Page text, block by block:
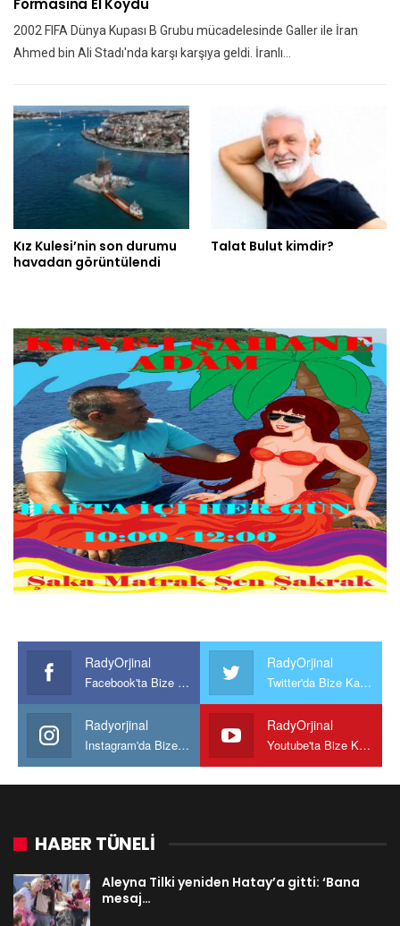
Formasına El Koydu
2002 FIFA Dünya Kupası B Grubu mücadelesinde Galler ile İran
Ahmed bin Ali Stadı'nda karşı karşıya geldi. İranlı…
Kız Kulesi’nin son durumu
havadan görüntülendi
Talat Bulut kimdir?
RadyOrjinal
Facebook'ta Bize Katılın
RadyOrjinal
Twitter'da Bize Katılın
Radyorjinal
Instagram'da Bize katılın
RadyOrjinal
Youtube'ta Bize Katılın
HABER TÜNELİ
Aleyna Tilki yeniden Hatay’a gitti: ‘Bana
mesaj…